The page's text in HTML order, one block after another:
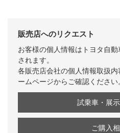
販売店へのリクエスト
お客様の個人情報はトヨタ自
されます。
各販売店会社の個人情報取扱
ームページからご確認ください
試乗車・展
ご購入